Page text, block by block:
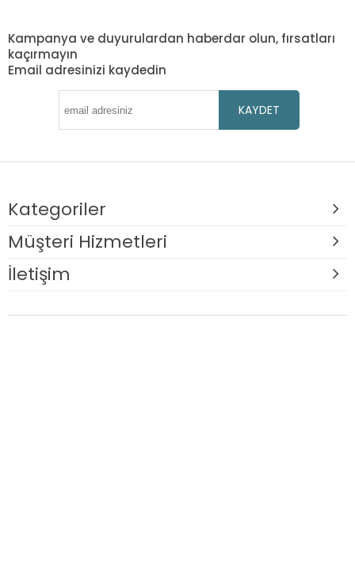
Kampanya ve duyurulardan haberdar olun, fırsatları
kaçırmayın
Email adresinizi kaydedin
KAYDET
Kategoriler
Müşteri Hizmetleri
İletişim